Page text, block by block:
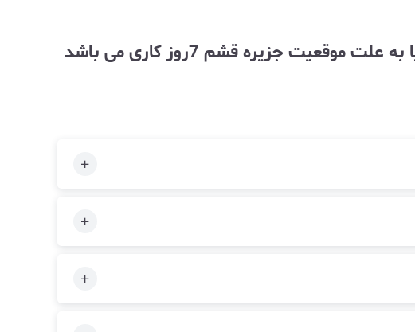
توجه زمان آماده سازی و ارسال کالا به خاطر حجم بالای سفارشات وارسال از طریق دریا به علت موقعیت جزیره قشم 7روز کاری می باشد